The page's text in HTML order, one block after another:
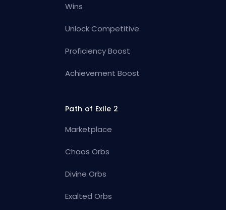
Wins
Unlock Competitive
Proficiency Boost
Achievement Boost
Path of Exile 2
Marketplace
Chaos Orbs
Divine Orbs
Exalted Orbs